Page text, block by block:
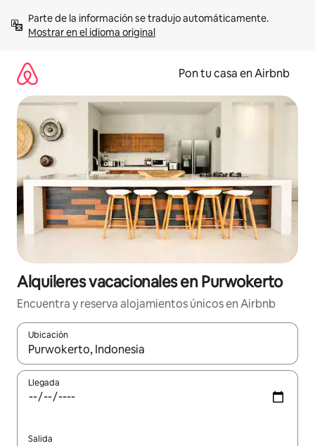
contenidoMostrar en el idioma original
Pon tu casa en Airbnb
Alquileres vacacionales en Purwokerto
Encuentra y reserva alojamientos únicos en Airbnb
Ubicación
Cuando los resultados estén disponibles, navega con las
Llegada
Salida